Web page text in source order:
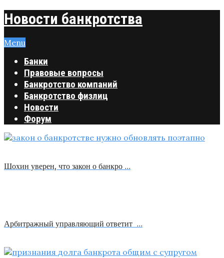
Новости банкротства
Menu
Банки
Правовые вопросы
Банкротство компаний
Банкротство физлиц
Новости
Форум
Шохин уверен, что закон о банкро …
Арбитражный управляющий ответит …